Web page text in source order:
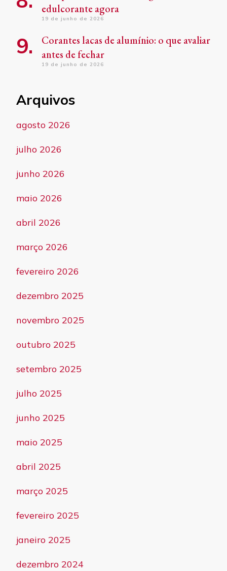
edulcorante agora
19 de junho de 2026
Corantes lacas de alumínio: o que avaliar
antes de fechar
19 de junho de 2026
Arquivos
agosto 2026
julho 2026
junho 2026
maio 2026
abril 2026
março 2026
fevereiro 2026
dezembro 2025
novembro 2025
outubro 2025
setembro 2025
julho 2025
junho 2025
maio 2025
abril 2025
março 2025
fevereiro 2025
janeiro 2025
dezembro 2024